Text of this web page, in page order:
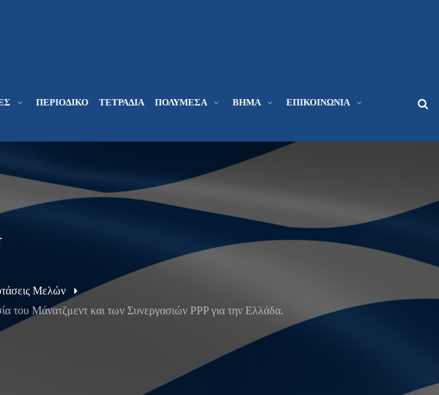
ΠΕΡΙΟΔΙΚΌ ΤΕΤΡΆΔΙΑ ΠΟΛΥΜΈΣΑ ΒΉΜΑ ΕΠΙΚΟΙΝΩΝΊΑ
Μελών
του Μάνατζμεντ και των Συνεργασιών PPP για την Ελλάδα.